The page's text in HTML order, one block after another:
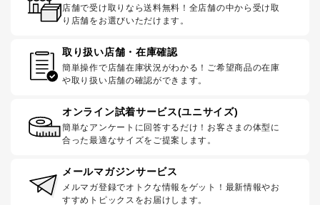
店舗で受け取りなら送料無料！全店舗の中から受け取
り店舗をお選びいただけます。
取り扱い店舗・在庫確認
簡単操作で店舗在庫状況がわかる！ご希望商品の在庫
や取り扱い店舗の確認ができます。
オンライン試着サービス(ユニサイズ)
簡単なアンケートに回答するだけ！お客さまの体型に
合った最適なサイズをご提案します。
メールマガジンサービス
メルマガ登録でオトクな情報をゲット！最新情報やお
すすめトピックスをお届けします。